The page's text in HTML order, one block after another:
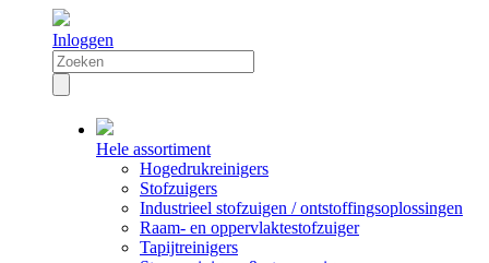
Inloggen
Hele assortiment
Hogedrukreinigers
Stofzuigers
Industrieel stofzuigen / ontstoffingsoplossingen
Raam- en oppervlaktestofzuiger
Tapijtreinigers